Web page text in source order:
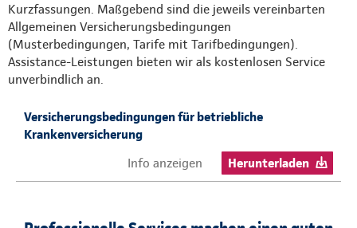
Kurzfassungen. Maßgebend sind die jeweils vereinbarten
Allgemeinen Versicherungsbedingungen
(Musterbedingungen, Tarife mit Tarifbedingungen).
Assistance-Leistungen bieten wir als kostenlosen Service
unverbindlich an.
Versicherungsbedingungen für betriebliche
Krankenversicherung
Info anzeigen
Herunterladen